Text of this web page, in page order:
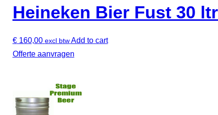
Heineken Bier Fust 30
€160,00 excl btw Add to cart
Offerte aanvragen